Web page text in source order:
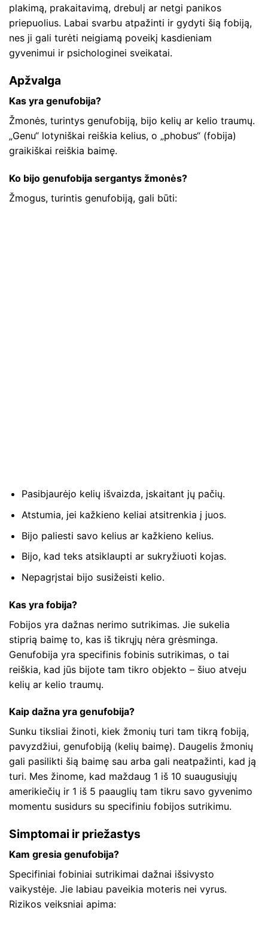
plakimą, prakaitavimą, drebulį ar netgi panikos
priepuolius. Labai svarbu atpažinti ir gydyti šią fobiją,
nes ji gali turėti neigiamą poveikį kasdieniam
gyvenimui ir psichologinei sveikatai.
Apžvalga
Kas yra genufobija?
Žmonės, turintys genufobiją, bijo kelių ar kelio traumų.
„Genu“ lotyniškai reiškia kelius, o „phobus“ (fobija)
graikiškai reiškia baimę.
Ko bijo genufobija sergantys žmonės?
Žmogus, turintis genufobiją, gali būti:
Pasibjaurėjo kelių išvaizda, įskaitant jų pačių.
Atstumia, jei kažkieno keliai atsitrenkia į juos.
Bijo paliesti savo kelius ar kažkieno kelius.
Bijo, kad teks atsiklaupti ar sukryžiuoti kojas.
Nepagrįstai bijo susižeisti kelio.
Kas yra fobija?
Fobijos yra dažnas nerimo sutrikimas. Jie sukelia
stiprią baimę to, kas iš tikrųjų nėra grėsminga.
Genufobija yra specifinis fobinis sutrikimas, o tai
reiškia, kad jūs bijote tam tikro objekto – šiuo atveju
kelių ar kelio traumų.
Kaip dažna yra genufobija?
Sunku tiksliai žinoti, kiek žmonių turi tam tikrą fobiją,
pavyzdžiui, genufobiją (kelių baimę). Daugelis žmonių
gali pasilikti šią baimę sau arba gali neatpažinti, kad ją
turi. Mes žinome, kad maždaug 1 iš 10 suaugusiųjų
amerikiečių ir 1 iš 5 paauglių tam tikru savo gyvenimo
momentu susidurs su specifiniu fobijos sutrikimu.
Simptomai ir priežastys
Kam gresia genufobija?
Specifiniai fobiniai sutrikimai dažnai išsivysto
vaikystėje. Jie labiau paveikia moteris nei vyrus.
Rizikos veiksniai apima: